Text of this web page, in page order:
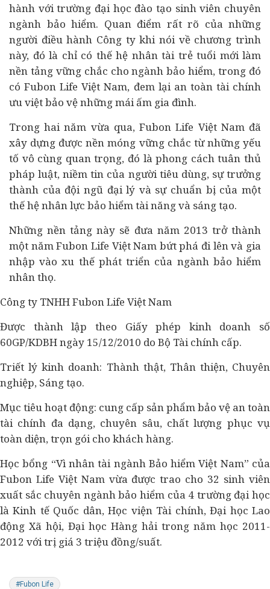
hành với trường đại học đào tạo sinh viên chuyên
ngành bảo hiểm. Quan điểm rất rõ của những
người điều hành Công ty khi nói về chương trình
này, đó là chỉ có thế hệ nhân tài trẻ tuổi mới làm
nền tảng vững chắc cho ngành bảo hiểm, trong đó
có Fubon Life Việt Nam, đem lại an toàn tài chính
ưu việt bảo vệ những mái ấm gia đình.
Trong hai năm vừa qua, Fubon Life Việt Nam đã
xây dựng được nền móng vững chắc từ những yếu
tố vô cùng quan trọng, đó là phong cách tuân thủ
pháp luật, niềm tin của người tiêu dùng, sự trưởng
thành của đội ngũ đại lý và sự chuẩn bị của một
thế hệ nhân lực bảo hiểm tài năng và sáng tạo.
Những nền tảng này sẽ đưa năm 2013 trở thành
một năm Fubon Life Việt Nam bứt phá đi lên và gia
nhập vào xu thế phát triển của ngành bảo hiểm
nhân thọ.
Công ty TNHH Fubon Life Việt Nam
Được thành lập theo Giấy phép kinh doanh số
60GP/KDBH ngày 15/12/2010 do Bộ Tài chính cấp.
Triết lý kinh doanh: Thành thật, Thân thiện, Chuyên
nghiệp, Sáng tạo.
Mục tiêu hoạt động: cung cấp sản phẩm bảo vệ an toàn
tài chính đa dạng, chuyên sâu, chất lượng phục vụ
toàn diện, trọn gói cho khách hàng.
Học bổng “Vì nhân tài ngành Bảo hiểm Việt Nam” của
Fubon Life Việt Nam vừa được trao cho 32 sinh viên
xuất sắc chuyên ngành bảo hiểm của 4 trường đại học
là Kinh tế Quốc dân, Học viện Tài chính, Đại học Lao
động Xã hội, Đại học Hàng hải trong năm học 2011-
2012 với trị giá 3 triệu đồng/suất.
#Fubon Life